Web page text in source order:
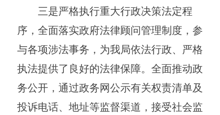
三是严格执行重大行政决策法定程
序，全面落实政府法律顾问管理制度，参
与各项涉法事务，为我局依法行政、严格
执法提供了良好的法律保障。全面推动政
务公开，通过政务网公示有关权责清单及
投诉电话、地址等监督渠道，接受社会监